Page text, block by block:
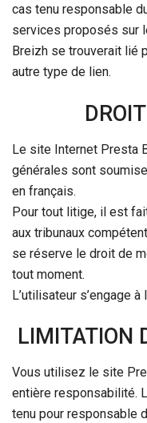
cas tenu responsable
services proposés sur
Breizh se trouverait lié
autre type de lien.
Le site Internet Presta
générales sont
en français.
Pour tout litige, il est
aux tribunaux
se réserve le droit de
tout moment.
L’utilisateur s’engage
LIMITATION
Vous utilisez le site
entière responsabilité.
tenu pour responsable